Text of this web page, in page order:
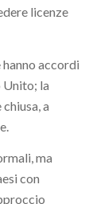
licenze
hanno accordi
Unito; la
a
ma
con